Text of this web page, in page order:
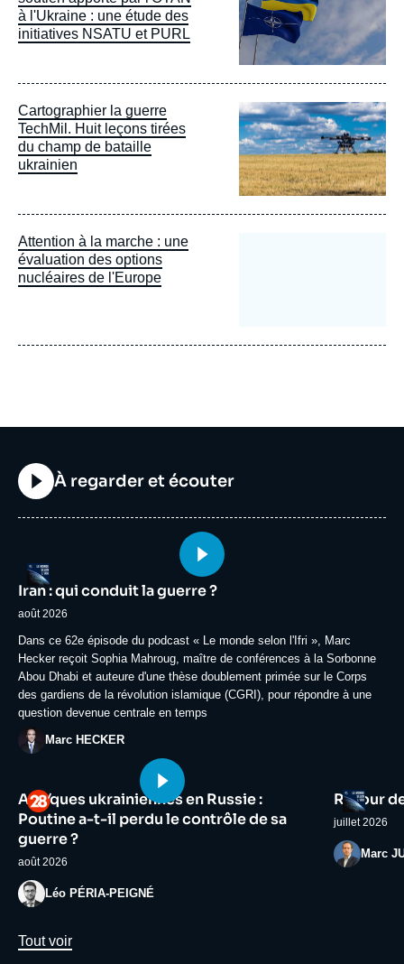
à l'Ukraine : une étude des
initiatives NSATU et PURL
Cartographier la guerre
TechMil. Huit leçons tirées
du champ de bataille
ukrainien
Image
principale
Attention à la marche : une
évaluation des options
nucléaires de l'Europe
Titre
À regarder et écouter
Logo
Image
principale
médiatique
Iran : qui conduit la guerre ?
août 2026
Accroche
Dans ce 62e épisode du podcast « Le monde selon l'Ifri », Marc
Hecker reçoit Sophia Mahroug, maître de conférences à la Sorbonne
Abou Dhabi et auteure d'une thèse doublement primée sur le Corps
des gardiens de la révolution islamique (CGRI), pour répondre à une
question devenue centrale en temps
PhotoMarc HECKER
Logo
Image
principale
médiatique
Attaques ukrainiennes en Russie :
Poutine a-t-il perdu le contrôle de sa
guerre ?
août 2026
PhotoLéo PÉRIA-PEIGNÉ
Logo
Image
principale
Retour
juillet 2026
PhotoMarc
Lien
Tout voir